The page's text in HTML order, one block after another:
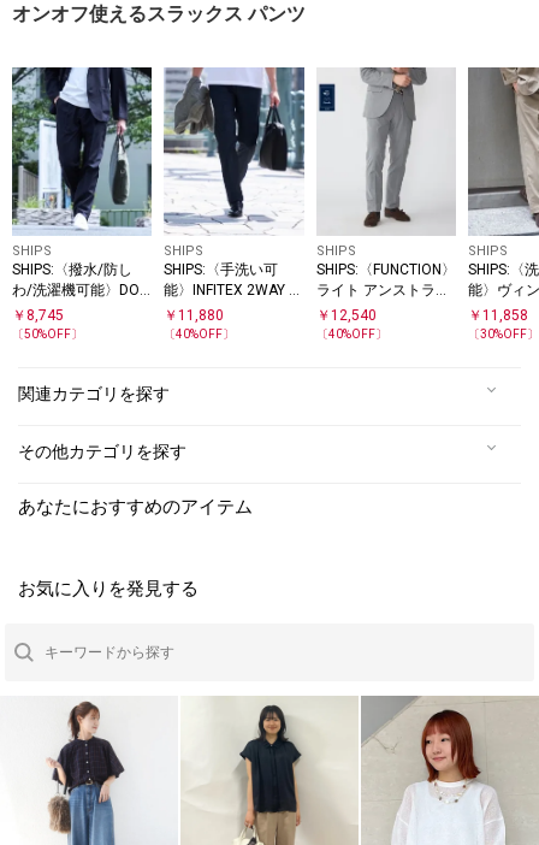
オンオフ使えるスラックス パンツ
SHIPS
SHIPS:〈撥水/防し
わ/洗濯機可能〉DOT
AIR(R)スラックス(セ
ットアップ対応)
￥ 8,745
〔50%OFF〕
SHIPS
SHIPS:〈手洗い可
能〉INFITEX 2WAY ス
トレッチ スラックス
￥11,880
〔40%OFF〕
SHIPS
SHIPS:〈FUNCTION〉
ライト アンストラク
チャード スラックス
(セットアップ対応)
￥ 12,540
〔40%OFF〕
SHIPS
SHIPS:〈
能〉ヴィ
イク ナイ
ー スラッ
￥11,858
〔30%OFF〕
関連カテゴリを探す
その他カテゴリを探す
あなたにおすすめのアイテム
お気に入りを発見する